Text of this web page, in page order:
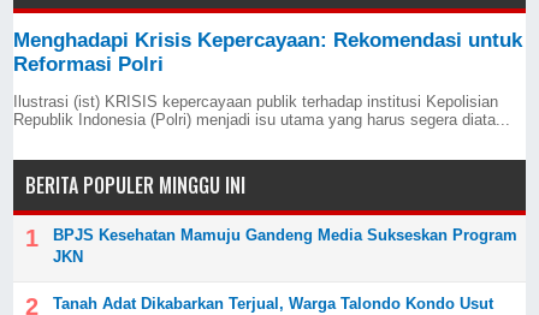
Menghadapi Krisis Kepercayaan: Rekomendasi untuk
Reformasi Polri
Ilustrasi (ist) KRISIS kepercayaan publik terhadap institusi Kepolisian
Republik Indonesia (Polri) menjadi isu utama yang harus segera diata...
BERITA POPULER MINGGU INI
BPJS Kesehatan Mamuju Gandeng Media Sukseskan Program
JKN
Tanah Adat Dikabarkan Terjual, Warga Talondo Kondo Usut